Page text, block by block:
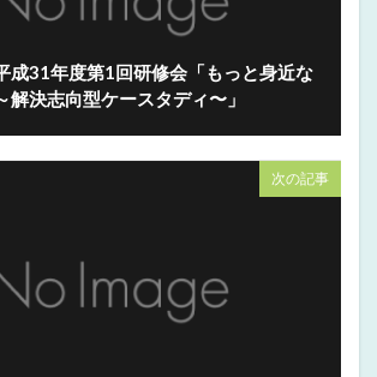
成31年度第1回研修会「もっと身近な
解決志向型ケースタディ〜」
次の記事